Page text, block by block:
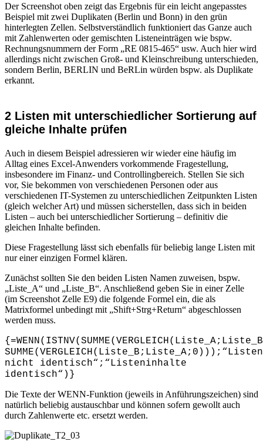
Der Screenshot oben zeigt das Ergebnis für ein leicht angepasstes
Beispiel mit zwei Duplikaten (Berlin und Bonn) in den grün
hinterlegten Zellen. Selbstverständlich funktioniert das Ganze auch
mit Zahlenwerten oder gemischten Listeneinträgen wie bspw.
Rechnungsnummern der Form „RE 0815-465“ usw. Auch hier wird
allerdings nicht zwischen Groß- und Kleinschreibung unterschieden,
sondern Berlin, BERLIN und BeRLin würden bspw. als Duplikate
erkannt.
2 Listen mit unterschiedlicher Sortierung auf
gleiche Inhalte prüfen
Auch in diesem Beispiel adressieren wir wieder eine häufig im
Alltag eines Excel-Anwenders vorkommende Fragestellung,
insbesondere im Finanz- und Controllingbereich. Stellen Sie sich
vor, Sie bekommen von verschiedenen Personen oder aus
verschiedenen IT-Systemen zu unterschiedlichen Zeitpunkten Listen
(gleich welcher Art) und müssen sicherstellen, dass sich in beiden
Listen – auch bei unterschiedlicher Sortierung – definitiv die
gleichen Inhalte befinden.
Diese Fragestellung lässt sich ebenfalls für beliebig lange Listen mit
nur einer einzigen Formel klären.
Zunächst sollten Sie den beiden Listen Namen zuweisen, bspw.
„Liste_A“ und „Liste_B“. Anschließend geben Sie in einer Zelle
(im Screenshot Zelle E9) die folgende Formel ein, die als
Matrixformel unbedingt mit „Shift+Strg+Return“ abgeschlossen
werden muss.
nicht identisch“;“Listeninhalte
identisch“)}
Die Texte der WENN-Funktion (jeweils in Anführungszeichen) sind
natürlich beliebig austauschbar und können sofern gewollt auch
durch Zahlenwerte etc. ersetzt werden.